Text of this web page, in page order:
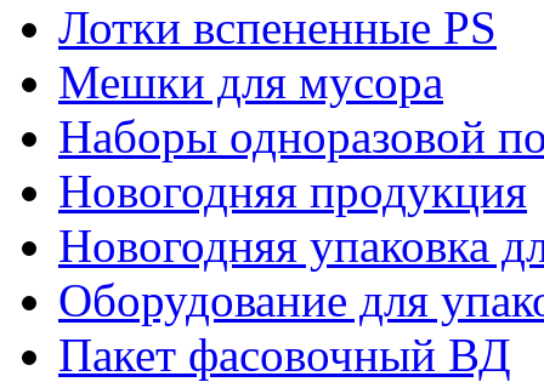
Лотки вспененные PS
Мешки для мусора
Наборы одноразовой
Новогодняя продукция
Новогодняя упаковка
Оборудование для
Пакет фасовочный ВД